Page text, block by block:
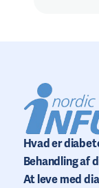
Hvad er
Behandling af
At leve med